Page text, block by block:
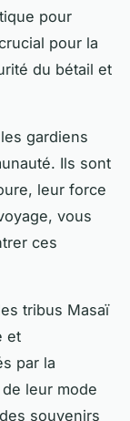
pour
pour la
du bétail et
gardiens
Ils sont
leur force
vous
ces
tribus Masaï
et
par la
leur mode
souvenirs